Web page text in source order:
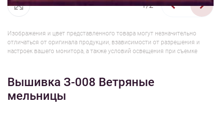
1/2
Изображения и цвет представленного товара могут незначительно
отличаться от оригинала продукции, взависимости от разрешения и
настроек вашего монитора, а также условий освещения при съемке
Вышивка З-008 Ветряные
мельницы